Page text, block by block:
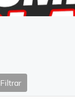
Filtrar